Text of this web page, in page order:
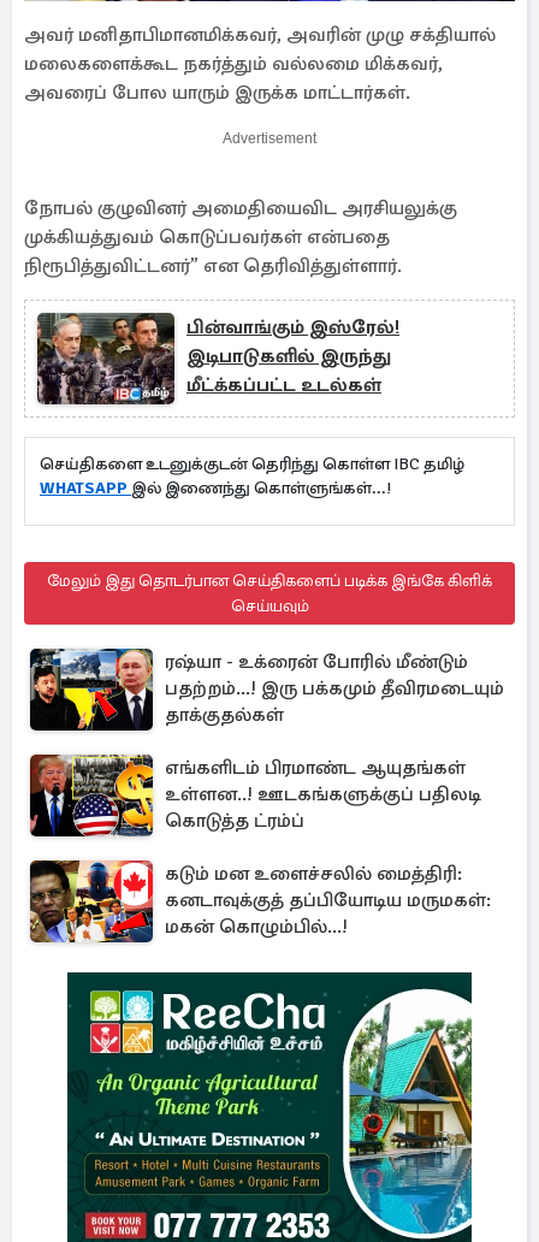
அவர் மனிதாபிமானமிக்கவர், அவரின் முழு சக்தியால்
மலைகளைக்கூட நகர்த்தும் வல்லமை மிக்கவர்,
அவரைப் போல யாரும் இருக்க மாட்டார்கள்.
Advertisement
நோபல் குழுவினர் அமைதியைவிட அரசியலுக்கு
முக்கியத்துவம் கொடுப்பவர்கள் என்பதை
நிரூபித்துவிட்டனர்” என தெரிவித்துள்ளார்.
பின்வாங்கும் இஸ்ரேல்!
இடிபாடுகளில் இருந்து
மீட்க்கப்பட்ட உடல்கள்
செய்திகளை உடனுக்குடன் தெரிந்து கொள்ள IBC தமிழ்
WHATSAPP இல் இணைந்து கொள்ளுங்கள்...!
மேலும் இது தொடர்பான செய்திகளைப் படிக்க இங்கே கிளிக்
செய்யவும்
ரஷ்யா - உக்ரைன் போரில் மீண்டும்
பதற்றம்...! இரு பக்கமும் தீவிரமடையும்
தாக்குதல்கள்
எங்களிடம் பிரமாண்ட ஆயுதங்கள்
உள்ளன..! ஊடகங்களுக்குப் பதிலடி
கொடுத்த ட்ரம்ப்
கடும் மன உளைச்சலில் மைத்திரி:
கனடாவுக்குத் தப்பியோடிய மருமகள்:
மகன் கொழும்பில்...!